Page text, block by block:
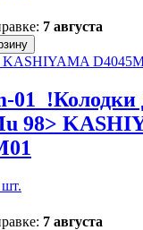
7 августа
98>
шт.
7 августа